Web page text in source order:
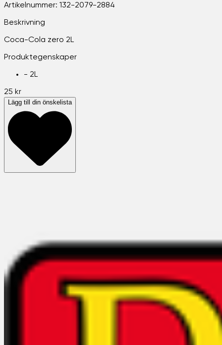
Artikelnummer: 132-2079-2884
Beskrivning
Coca-Cola zero 2L
Produktegenskaper
- 2L
25 kr
Lägg till din önskelista